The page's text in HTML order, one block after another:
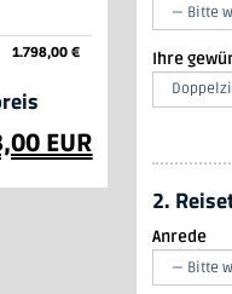
1.798,00 €
EUR
Ihre
2.
Anrede